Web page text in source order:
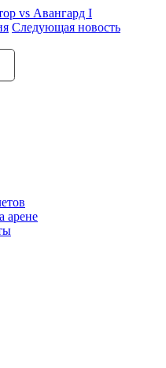
vs Авангард I
Следующая новость
арене